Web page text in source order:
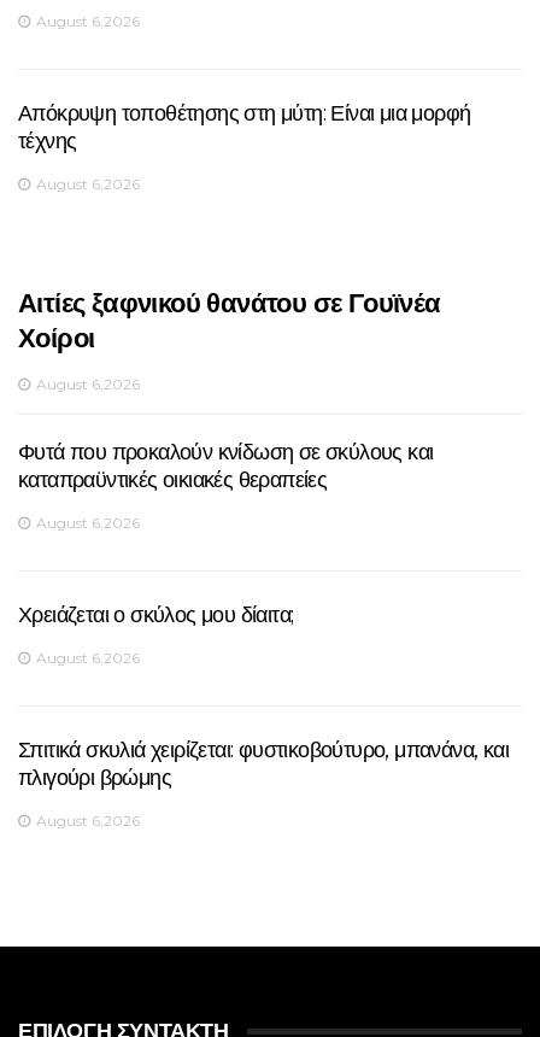
August 6,2026
Απόκρυψη τοποθέτησης στη μύτη: Είναι μια μορφή
τέχνης
August 6,2026
Αιτίες ξαφνικού θανάτου σε Γουϊνέα
Χοίροι
August 6,2026
Φυτά που προκαλούν κνίδωση σε σκύλους και
καταπραϋντικές οικιακές θεραπείες
August 6,2026
Χρειάζεται ο σκύλος μου δίαιτα;
August 6,2026
Σπιτικά σκυλιά χειρίζεται: φυστικοβούτυρο, μπανάνα, και
πλιγούρι βρώμης
August 6,2026
ΕΠΙΛΟΓΉ ΣΥΝΤΆΚΤΗ